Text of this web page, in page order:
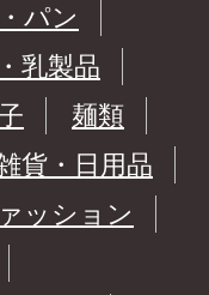
パン
乳製品
麺類
貨・日用品
ッション